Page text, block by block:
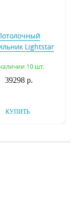
Lightstar
10 шт.
39298 р.
КУПИТЬ